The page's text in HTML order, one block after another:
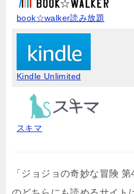
book☆walker読み放題
Kindle Unlimited
スキマ
「ジョジョの奇妙な冒険